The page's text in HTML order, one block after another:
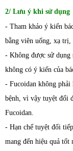
2/ Lưu ý khi sử dụng
- Tham khảo ý kiến
bằng viên uống, xạ trị,
- Không được sử dụng
không có ý kiến của
- Fucoidan không phải
bệnh, vì vậy tuyệt đối
Fucoidan.
- Hạn chế tuyệt đối
mang đến hiệu quả tốt